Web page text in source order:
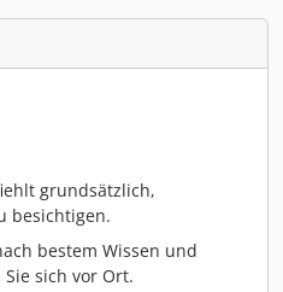
grundsätzlich,
besichtigen.
bestem Wissen und
sich vor Ort.